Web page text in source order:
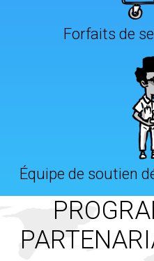
Forfaits de
Équipe de soutien